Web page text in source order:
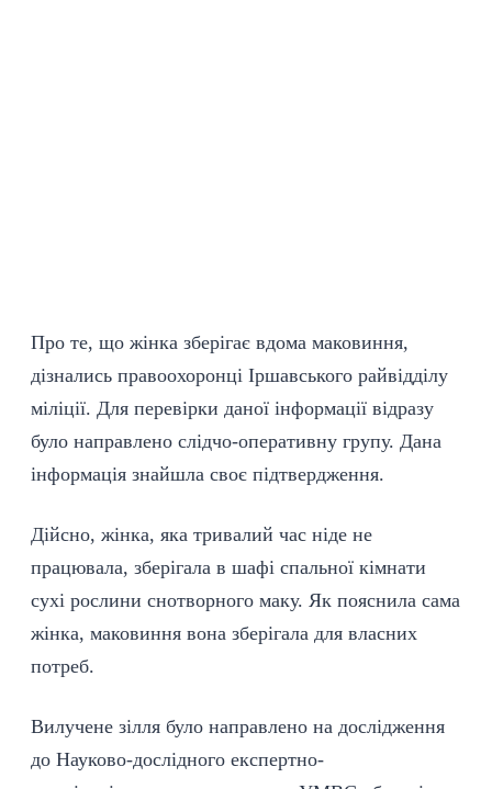
Про те, що жінка зберігає вдома маковиння,
дізнались правоохоронці Іршавського райвідділу
міліції. Для перевірки даної інформації відразу
було направлено слідчо-оперативну групу. Дана
інформація знайшла своє підтвердження.
Дійсно, жінка, яка тривалий час ніде не
працювала, зберігала в шафі спальної кімнати
сухі рослини снотворного маку. Як пояснила сама
жінка, маковиння вона зберігала для власних
потреб.
Вилучене зілля було направлено на дослідження
до Науково-дослідного експертно-